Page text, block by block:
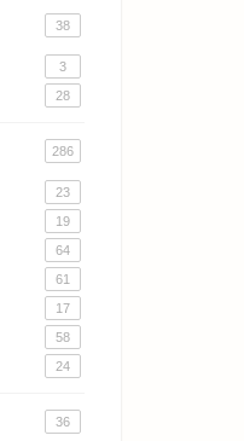
38
3
28
286
23
19
64
61
17
58
24
36